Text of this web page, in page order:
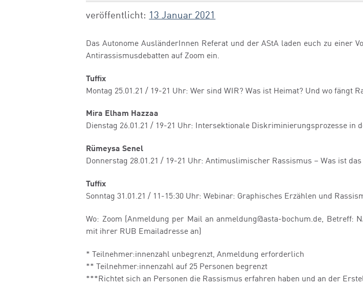
veröffentlicht: 13 Januar 2021
Das Autonome AusländerInnen Referat und der AStA laden euch zu einer
Antirassismusdebatten auf Zoom ein.
Tuffix
Montag 25.01.21 / 19-21 Uhr: Wer sind WIR? Was ist Heimat? Und wo fängt
Mira Elham Hazzaa
Dienstag 26.01.21 / 19-21 Uhr: Intersektionale Diskriminierungsprozesse in
Rümeysa Senel
Donnerstag 28.01.21 / 19-21 Uhr: Antimuslimischer Rassismus – Was ist
Tuffix
Sonntag 31.01.21 / 11-15:30 Uhr: Webinar: Graphisches Erzählen und
Wo: Zoom (Anmeldung per Mail an anmeldung@asta-bochum.de, Betreff:
mit ihrer RUB Emailadresse an)
* Teilnehmer:innenzahl unbegrenzt, Anmeldung erforderlich
** Teilnehmer:innenzahl auf 25 Personen begrenzt
***Richtet sich an Personen die Rassismus erfahren haben und an der